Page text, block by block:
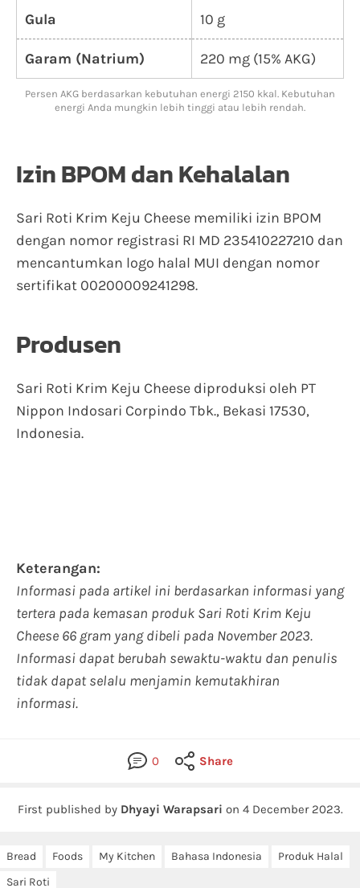
Gula 10 g
Garam (Natrium) 220 mg (15% AKG)
Persen AKG berdasarkan kebutuhan energi 2150 kkal. Kebutuhan
energi Anda mungkin lebih tinggi atau lebih rendah.
Izin BPOM dan Kehalalan
Sari Roti Krim Keju Cheese memiliki izin BPOM
dengan nomor registrasi RI MD 235410227210 dan
mencantumkan logo halal MUI dengan nomor
sertifikat 00200009241298.
Produsen
Sari Roti Krim Keju Cheese diproduksi oleh PT
Nippon Indosari Corpindo Tbk., Bekasi 17530,
Indonesia.
Keterangan:
Informasi pada artikel ini berdasarkan informasi yang
tertera pada kemasan produk Sari Roti Krim Keju
Cheese 66 gram yang dibeli pada November 2023.
Informasi dapat berubah sewaktu-waktu dan penulis
tidak dapat selalu menjamin kemutakhiran
informasi.
0 Share
First published by Dhyayi Warapsari on 4 December 2023.
Bread Foods My Kitchen Bahasa Indonesia
Produk Halal
Sari Roti